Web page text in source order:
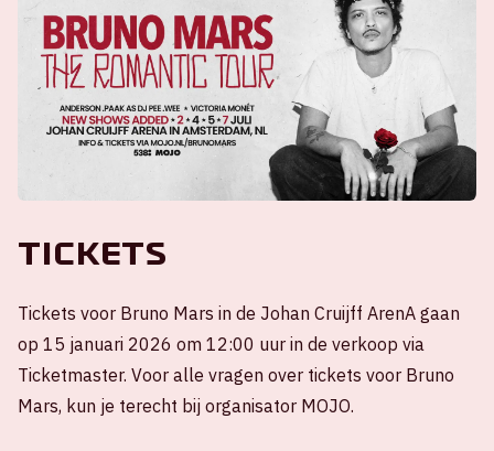
Tickets
Tickets voor Bruno Mars in de Johan Cruijff ArenA gaan
op 15 januari 2026 om 12:00 uur in de verkoop via
Ticketmaster. Voor alle vragen over tickets voor Bruno
Mars, kun je terecht bij organisator MOJO.